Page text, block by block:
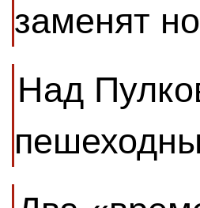
заменят
Над